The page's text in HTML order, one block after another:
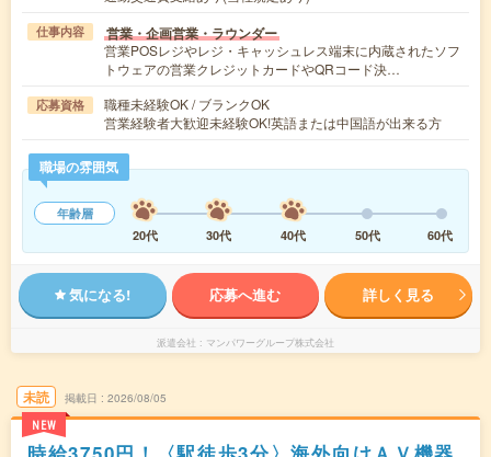
仕事内容 営業・企画営業・ラウンダー
営業POSレジやレジ・キャッシュレス端末に内蔵されたソフ
トウェアの営業クレジットカードやQRコード決…
応募資格
職種未経験OK / ブランクOK
営業経験者大歓迎未経験OK!英語または中国語が出来る方
職場の雰囲気
年齢層
20代
30代 40代 50代 60代
気になる! 応募へ進む 詳しく見る
派遣会社 マンパワーグループ株式会社
未読
NEW
掲載日 2026/08/05